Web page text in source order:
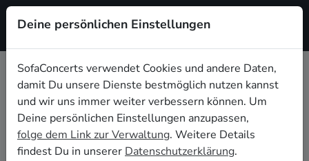
Registrieren
Dein Country Wohnzimmerkonzert
in Bonn
Buche Country Bands und Musiker*innen für Dein
Wohnzimmerkonzert in Bonn! Unsere Live-Acts
Deine persönlichen Einstellungen
SofaConcerts verwendet Cookies und andere Daten,
damit Du unsere Dienste bestmöglich nutzen kannst
und wir uns immer weiter verbessern können. Um
Deine persönlichen Einstellungen anzupassen,
folge dem Link zur Verwaltung. Weitere Details
findest Du in unserer Datenschutzerklärung.